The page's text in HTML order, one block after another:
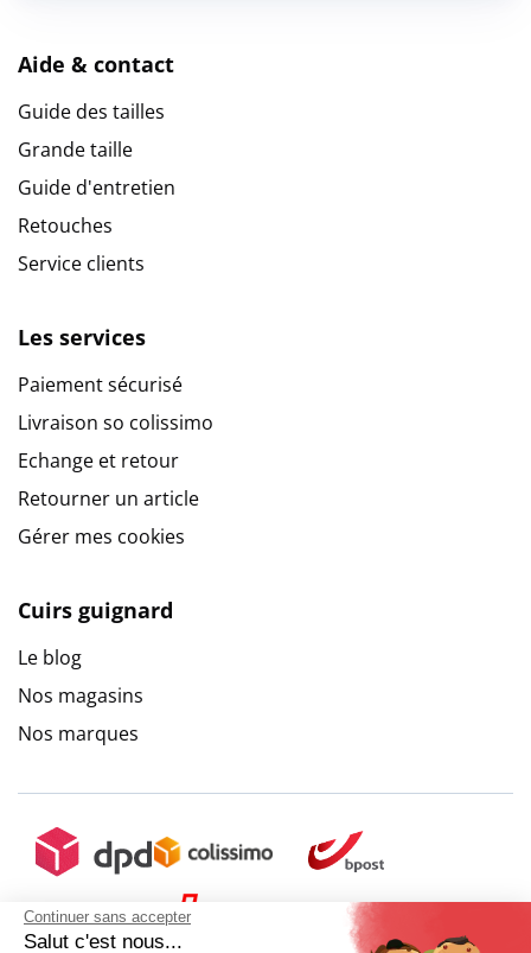
Continuer sans accepter
Salut c'est nous...
Aide & contact
Guide des tailles
Grande taille
Guide d'entretien
Retouches
Service clients
Les services
Paiement sécurisé
Livraison so colissimo
Echange et retour
Retourner un article
Gérer mes cookies
Cuirs guignard
Le blog
Nos magasins
Nos marques